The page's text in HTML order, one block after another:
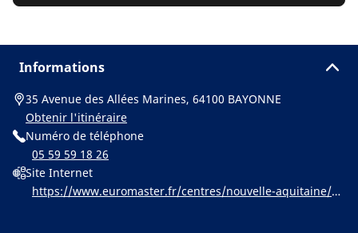
Informations
35 Avenue des Allées Marines, 64100 BAYONNE
Obtenir l'itinéraire
Numéro de téléphone
05 59 59 18 26
Site Internet
https://www.euromaster.fr/centres/nouvelle-aquitaine/ba